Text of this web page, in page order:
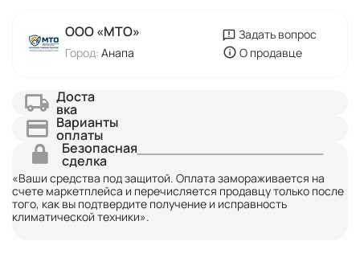
ООО «МТО»
Город: Анапа
Задать вопрос
О продавце
Доста
вка
Варианты
оплаты
Безопасная
сделка
«Ваши средства под защитой. Оплата замораживается на
счете маркетплейса и перечисляется продавцу только после
того, как вы подтвердите получение и исправность
климатической техники».